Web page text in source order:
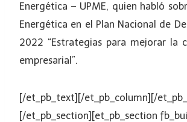
Energética – UPME, quien habló
Energética en el Plan Nacional de
2022 “Estrategias para mejorar la
empresarial”.
[/et_pb_text][/et_pb_column][/
[/et_pb_section][et_pb_section